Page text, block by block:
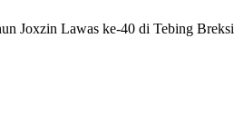
Joxzin Lawas ke-40 di Tebing Breksi